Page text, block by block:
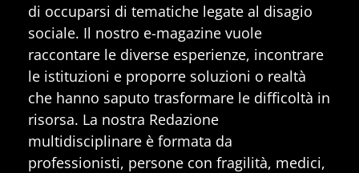
di occuparsi di tematiche legate al disagio
sociale. Il nostro e-magazine vuole
raccontare le diverse esperienze, incontrare
le istituzioni e proporre soluzioni o realtà
che hanno saputo trasformare le difficoltà in
risorsa. La nostra Redazione
multidisciplinare è formata da
professionisti, persone con fragilità, medici,